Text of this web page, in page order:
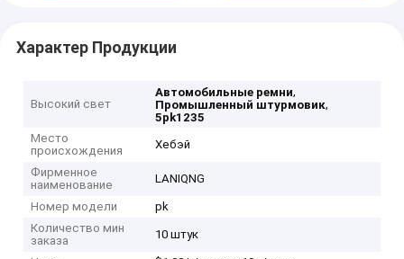
Характер Продукции
Высокий свет
Автомобильные ремни,
Промышленный штурмовик,
5pk1235
Место
происхождения
Хебэй
Фирменное
наименование
LANIQNG
Номер модели
pk
Количество мин
заказа
10 штук